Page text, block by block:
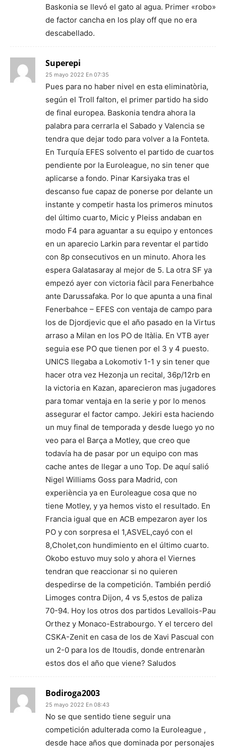
Baskonia se llevó el gato al agua. Primer «robo»
de factor cancha en los play off que no era
descabellado.
Superepi
25 mayo 2022 En 07:35
Pues para no haber nivel en esta eliminatòria,
según el Troll falton, el primer partido ha sido
de final europea. Baskonia tendra ahora la
palabra para cerrarla el Sabado y Valencia se
tendra que dejar todo para volver a la Fonteta.
En Turquía EFES solvento el partido de cuartos
pendiente por la Euroleague, no sin tener que
aplicarse a fondo. Pinar Karsiyaka tras el
descanso fue capaz de ponerse por delante un
instante y competir hasta los primeros minutos
del último cuarto, Micic y Pleiss andaban en
modo F4 para aguantar a su equipo y entonces
en un aparecio Larkin para reventar el partido
con 8p consecutivos en un minuto. Ahora les
espera Galatasaray al mejor de 5. La otra SF ya
empezó ayer con victoria fàcil para Fenerbahce
ante Darussafaka. Por lo que apunta a una final
Fenerbahce – EFES con ventaja de campo para
los de Djordjevic que el año pasado en la Virtus
arraso a Milan en los PO de Itàlia. En VTB ayer
seguia ese PO que tienen por el 3 y 4 puesto.
UNICS llegaba a Lokomotiv 1-1 y sin tener que
hacer otra vez Hezonja un recital, 36p/12rb en
la victoria en Kazan, aparecieron mas jugadores
para tomar ventaja en la serie y por lo menos
assegurar el factor campo. Jekiri esta haciendo
un muy final de temporada y desde luego yo no
veo para el Barça a Motley, que creo que
todavía ha de pasar por un equipo con mas
cache antes de llegar a uno Top. De aquí salió
Nigel Williams Goss para Madrid, con
experiència ya en Euroleague cosa que no
tiene Motley, y ya hemos visto el resultado. En
Francia igual que en ACB empezaron ayer los
PO y con sorpresa el 1,ASVEL,cayó con el
8,Cholet,con hundimiento en el último cuarto.
Okobo estuvo muy solo y ahora el Viernes
tendran que reaccionar si no quieren
despedirse de la competición. También perdió
Limoges contra Dijon, 4 vs 5,estos de paliza
70-94. Hoy los otros dos partidos Levallois-Pau
Orthez y Monaco-Estrabourgo. Y el tercero del
CSKA-Zenit en casa de los de Xavi Pascual con
un 2-0 para los de Itoudis, donde entrenaràn
estos dos el año que viene? Saludos
Bodiroga2003
25 mayo 2022 En 08:43
No se que sentido tiene seguir una
competición adulterada como la Euroleague ,
desde hace años que dominada por personajes